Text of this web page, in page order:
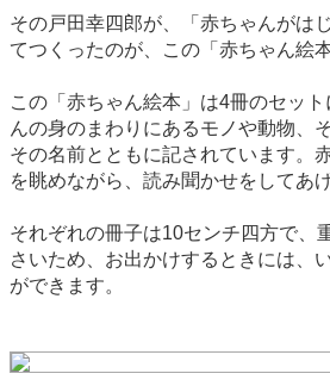
その戸田幸四郎が、「赤ちゃんがは
てつくったのが、この「赤ちゃん絵
この「赤ちゃん絵本」は4冊のセッ
んの身のまわりにあるモノや動物、
その名前とともに記されています。
を眺めながら、読み聞かせをしてあ
それぞれの冊子は10センチ四方で、
さいため、お出かけするときには、
ができます。